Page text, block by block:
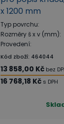
x 1200 mm
Typ povrchu:
Rozměry š x v (mm):
Provedení:
Kód zboží: 464044
13 858,00 Kč bez
16 768,18 Kč s DPH